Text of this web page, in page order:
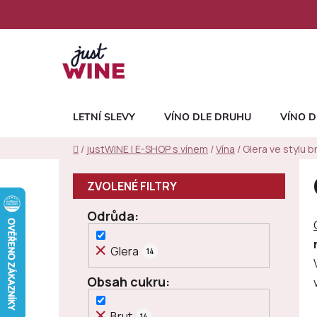
LETNÍ SLEVY VÍNO DLE DRUHU VÍNO
Domů
/ justWINE | E-SHOP s vínem /Vína / Glera ve stylu
Odrůda
Glera 14
Obsah cukru